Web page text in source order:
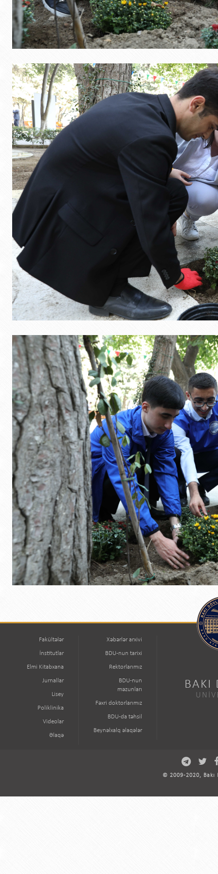
Fakültələr
İnstitutlar
Elmi Kitabxana
Jurnallar
Lisey
Poliklinika
Videolar
Əlaqə
Xəbərlər arxivi
BDU-nun tarixi
Rektorlarımız
BDU-nun
məzunları
Fəxri doktorlarımız
BDU-da təhsil
Beynəlxalq əlaqələr
BAKI
© 2009-2020,